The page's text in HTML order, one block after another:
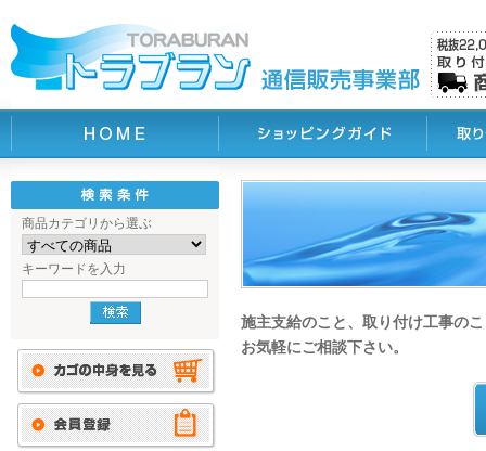
商品カテゴリから選ぶ
キーワードを入力
施主支給のこと、取り付け工事の
お気軽にご相談下さい。